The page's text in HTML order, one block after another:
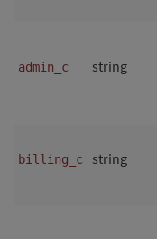
admin_c string
billing_c string